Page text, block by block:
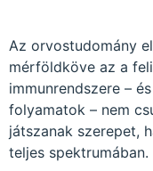
Az orvostudomány
mérföldköve az a
immunrendszere –
folyamatok – nem
játszanak szerepet,
teljes spektrumában.